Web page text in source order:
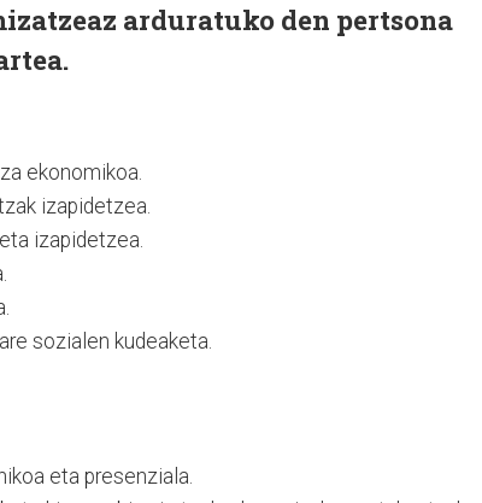
arduratuko den pertsona
ekonomikoa.
izapidetzea.
izapidetzea.
sozialen kudeaketa.
eta presenziala.